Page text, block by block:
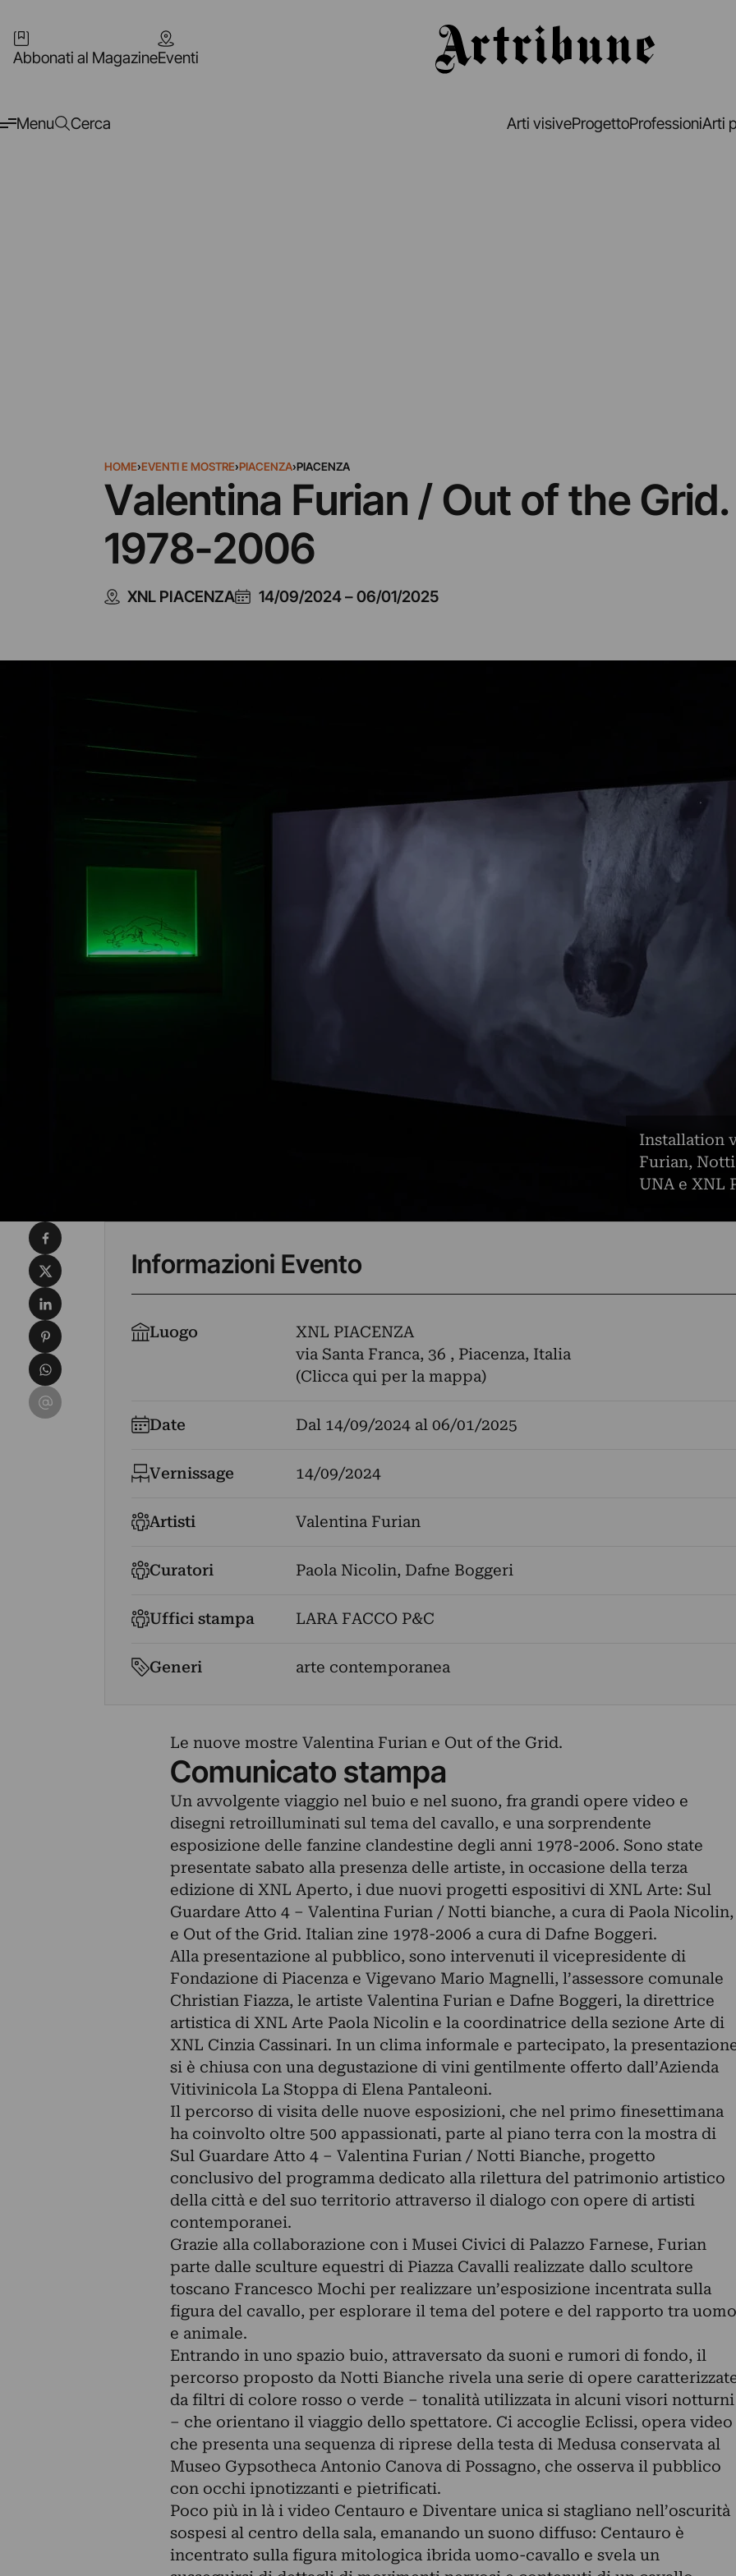
Abbonati al MagazineEventi
Menu Cerca Arti visiveProgettoProfessioniArti
HOME›EVENTI E MOSTRE›PIACENZA›PIACENZA
Valentina Furian / Out of the
1978-2006
XNL PIACENZA 14/09/2024–06/01/2025
Installation
Furian,
UNA e XNL
Informazioni Evento
Luogo
XNL PIACENZA
via Santa Franca, 36 , Piacenza, Italia
(Clicca qui per la mappa)
Date Dal 14/09/2024al 06/01/2025
Vernissage 14/09/2024
Artisti Valentina Furian
Curatori Paola Nicolin, Dafne Boggeri
Uffici stampa LARA FACCO P&C
Generi arte contemporanea
Le nuove mostre Valentina Furian e Out of the Grid.
Comunicato stampa
Un avvolgente viaggio nel buio e nel suono, fra grandi opere video e
disegni retroilluminati sul tema del cavallo, e una sorprendente
esposizione delle fanzine clandestine degli anni 1978-2006. Sono state
presentate sabato alla presenza delle artiste, in occasione della terza
edizione di XNL Aperto, i due nuovi progetti espositivi di XNL Arte: Sul
Guardare Atto 4 – Valentina Furian / Notti bianche, a cura di Paola Nicolin,
e Out of the Grid. Italian zine 1978-2006 a cura di Dafne Boggeri.
Alla presentazione al pubblico, sono intervenuti il vicepresidente di
Fondazione di Piacenza e Vigevano Mario Magnelli, l’assessore comunale
Christian Fiazza, le artiste Valentina Furian e Dafne Boggeri, la direttrice
artistica di XNL Arte Paola Nicolin e la coordinatrice della sezione Arte di
XNL Cinzia Cassinari. In un clima informale e partecipato, la
si è chiusa con una degustazione di vini gentilmente offerto dall’Azienda
Vitivinicola La Stoppa di Elena Pantaleoni.
Il percorso di visita delle nuove esposizioni, che nel primo finesettimana
ha coinvolto oltre 500 appassionati, parte al piano terra con la mostra di
Sul Guardare Atto 4 – Valentina Furian / Notti Bianche, progetto
conclusivo del programma dedicato alla rilettura del patrimonio artistico
della città e del suo territorio attraverso il dialogo con opere di artisti
contemporanei.
Grazie alla collaborazione con i Musei Civici di Palazzo Farnese, Furian
parte dalle sculture equestri di Piazza Cavalli realizzate dallo scultore
toscano Francesco Mochi per realizzare un’esposizione incentrata sulla
figura del cavallo, per esplorare il tema del potere e del rapporto tra uomo
e animale.
Entrando in uno spazio buio, attraversato da suoni e rumori di fondo, il
percorso proposto da Notti Bianche rivela una serie di opere
da filtri di colore rosso o verde – tonalità utilizzata in alcuni visori notturni
– che orientano il viaggio dello spettatore. Ci accoglie Eclissi, opera video
che presenta una sequenza di riprese della testa di Medusa conservata al
Museo Gypsotheca Antonio Canova di Possagno, che osserva il pubblico
con occhi ipnotizzanti e pietrificati.
Poco più in là i video Centauro e Diventare unica si stagliano nell’oscurità
sospesi al centro della sala, emanando un suono diffuso: Centauro è
incentrato sulla figura mitologica ibrida uomo-cavallo e svela un
Condividi su Facebook
Condividi su X
Condividi su LinkedIn
Condividi su Pinterest
Condividi su WhatsApp
Condividi su Email